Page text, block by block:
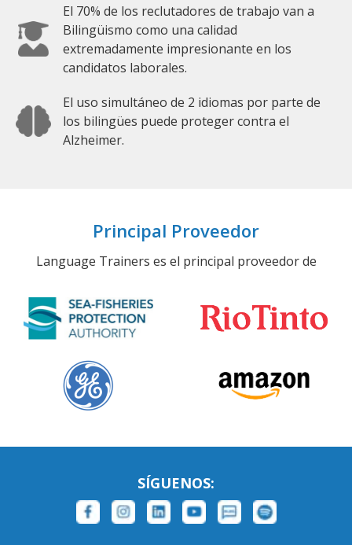
El 70% de los reclutadores de trabajo van a
Bilingüismo como una calidad
extremadamente impresionante en los
candidatos laborales.
El uso simultáneo de 2 idiomas por parte de
los bilingües puede proteger contra el
Alzheimer.
Principal Proveedor
Language Trainers es el principal proveedor de
SÍGUENOS: